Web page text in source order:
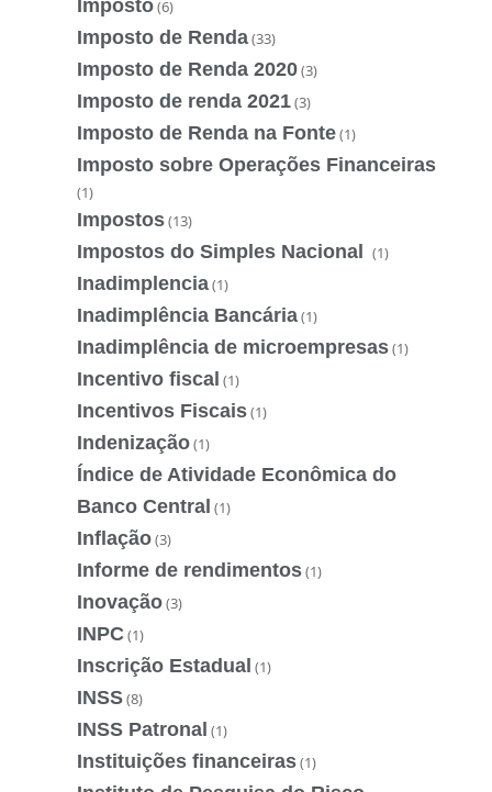
Imposto(6)
Imposto de Renda(33)
Imposto de Renda 2020(3)
Imposto de renda 2021(3)
Imposto de Renda na Fonte(1)
Imposto sobre Operações Financeiras
(1)
Impostos(13)
Impostos do Simples Nacional (1)
Inadimplencia(1)
Inadimplência Bancária(1)
Inadimplência de microempresas(1)
Incentivo fiscal (1)
Incentivos Fiscais(1)
Indenização(1)
Índice de Atividade Econômica do
Banco Central (1)
Inflação(3)
Informe de rendimentos(1)
Inovação(3)
INPC(1)
Inscrição Estadual (1)
INSS(8)
INSS Patronal (1)
Instituições financeiras(1)